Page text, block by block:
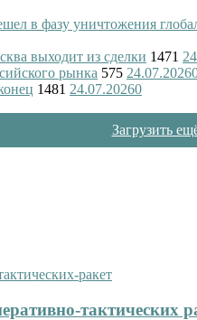
в фазу уничтожения
выходит из сделки 1471
рынка 575 24.07.2026
1481 24.07.20260
Загрузить
тактических